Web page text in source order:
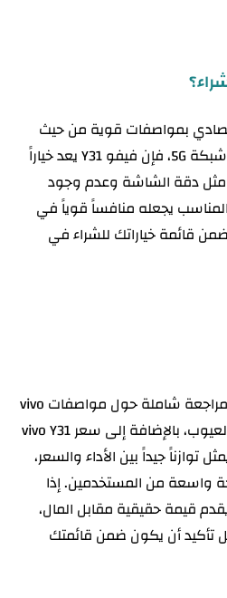
بمواصفات قوية من حيث
البطارية، الأداء الجيد، ودعم شبكة 5G، فإن فيفو Y31 يعد خياراً
مثل دقة الشاشة وعدم وجود
المناسب يجعله منافساً قوياً في
قائمة خياراتك للشراء في
قدمنا لكم في هذا المقال مراجعة شاملة حول مواصفات vivo
Y31، مع توضيح المميزات والعيوب، بالإضافة إلى سعر vivo Y31
توازناً جيداً بين الأداء والسعر،
واسعة من المستخدمين. إذا
قيمة حقيقية مقابل المال،
تأكيد أن يكون ضمن قائمتك